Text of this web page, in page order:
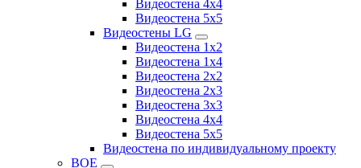
Видеостена 4x4
Видеостена 5x5
Видеостены LG
Видеостена 1x2
Видеостена 1x4
Видеостена 2x2
Видеостена 2x3
Видеостена 3x3
Видеостена 4x4
Видеостена 5x5
Видеостена по индивидуальному проекту
BOE